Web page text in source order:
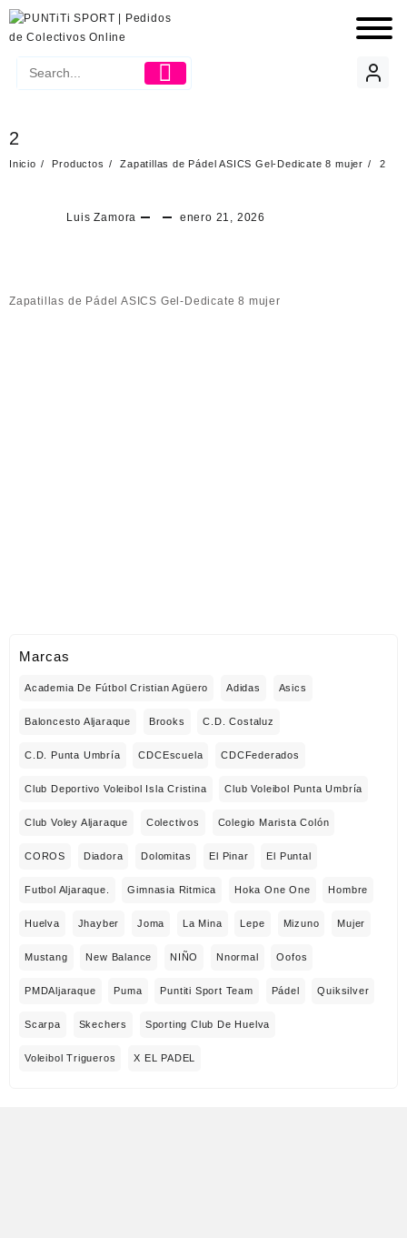
2
Inicio Productos Zapatillas de Pádel ASICS Gel-Dedicate 8 mujer 2
Luis Zamora enero 21, 2026
Zapatillas de Pádel ASICS Gel-Dedicate 8 mujer
Marcas
Academia De Fútbol Cristian Agüero Adidas Asics
Baloncesto Aljaraque Brooks C.D. Costaluz
C.D. Punta Umbría CDCEscuela CDCFederados
Club Deportivo Voleibol Isla Cristina Club Voleibol Punta Umbría
Club Voley Aljaraque Colectivos Colegio Marista Colón
COROS Diadora Dolomitas El Pinar El Puntal
Futbol Aljaraque. Gimnasia Ritmica Hoka One One Hombre
Huelva Jhayber Joma La Mina Lepe Mizuno Mujer
Mustang New Balance NIÑO Nnormal Oofos
PMDAljaraque Puma Puntiti Sport Team Pádel Quiksilver
Scarpa Skechers Sporting Club De Huelva
Voleibol Trigueros X EL PADEL